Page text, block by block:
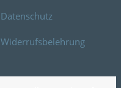
Datenschutz
Widerrufsbelehrung